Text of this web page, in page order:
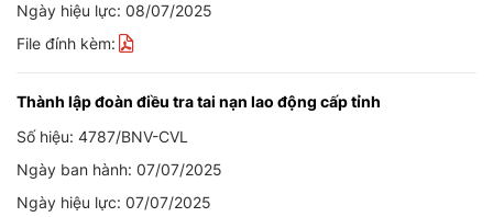
Ngày hiệu lực: 08/07/2025
File đính kèm:
Thành lập đoàn điều tra tai nạn lao động cấp tỉnh
Số hiệu: 4787/BNV-CVL
Ngày ban hành: 07/07/2025
Ngày hiệu lực: 07/07/2025